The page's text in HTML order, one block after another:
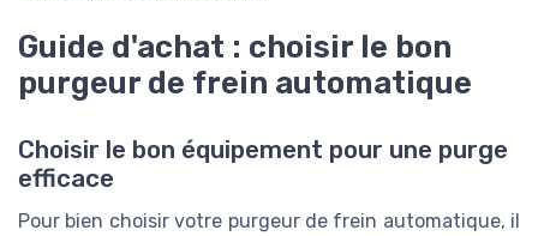
Guide d'achat : choisir le bon
purgeur de frein automatique
Choisir le bon équipement pour une purge
efficace
Pour bien choisir votre purgeur de frein automatique, il